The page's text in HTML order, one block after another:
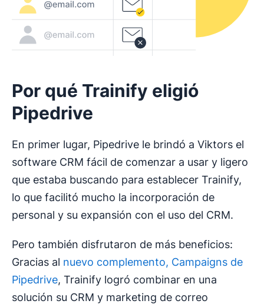
Por qué Trainify eligió
Pipedrive
En primer lugar, Pipedrive le brindó a Viktors el
software CRM fácil de comenzar a usar y ligero
que estaba buscando para establecer Trainify,
lo que facilitó mucho la incorporación de
personal y su expansión con el uso del CRM.
Pero también disfrutaron de más beneficios:
Gracias al nuevo complemento, Campaigns de
Pipedrive, Trainify logró combinar en una
solución su CRM y marketing de correo